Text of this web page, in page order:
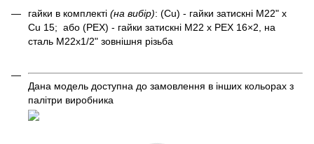
гайки в комплекті (на вибір): (Cu) - гайки затискні M22" x
Cu 15; або (PEX) - гайки затискні M22 x PEX 16×2, на
сталь M22x1/2" зовнішня різьба
Дана модель доступна до замовлення в інших кольорах з
палітри виробника